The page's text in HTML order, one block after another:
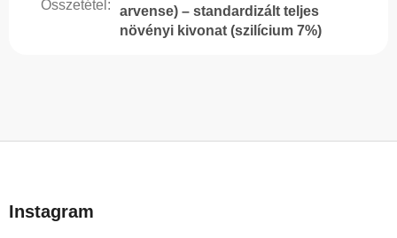
Összetétel :
arvense) – standardizált teljes
növényi kivonat (szilícium 7%)
bInstagram